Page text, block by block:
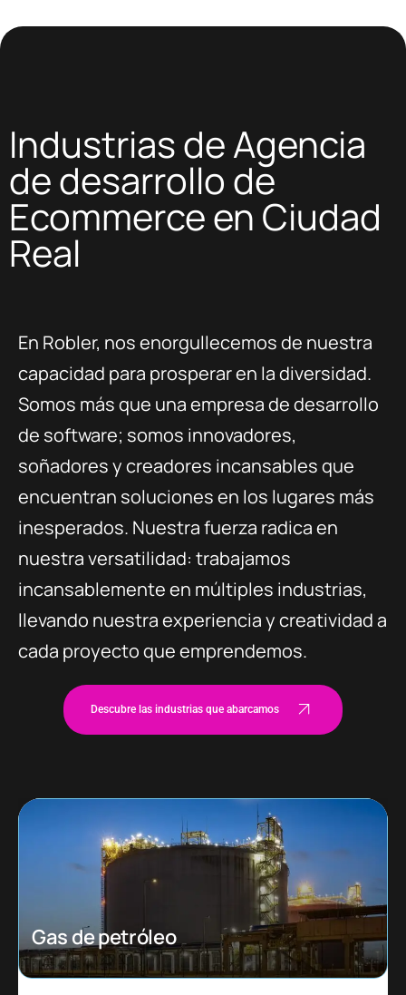
Industrias de Agencia
de desarrollo de
Ecommerce en Ciudad
Real
En Robler, nos enorgullecemos de nuestra
capacidad para prosperar en la diversidad.
Somos más que una empresa de desarrollo
de software; somos innovadores,
soñadores y creadores incansables que
encuentran soluciones en los lugares más
inesperados. Nuestra fuerza radica en
nuestra versatilidad: trabajamos
incansablemente en múltiples industrias,
llevando nuestra experiencia y creatividad a
cada proyecto que emprendemos.
Descubre las industrias que abarcamos
Ecommerce